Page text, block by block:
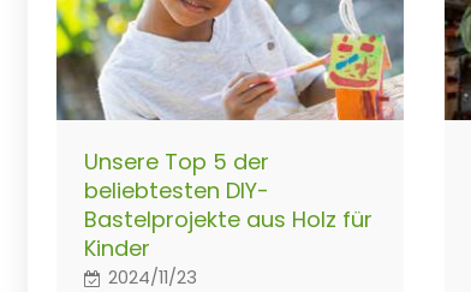
Unsere Top 5 der
beliebtesten DIY-
Bastelprojekte aus Holz für
Kinder
2024/11/23